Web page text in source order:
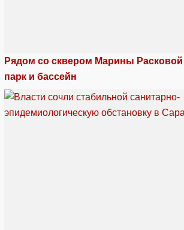
Рядом со сквером Марины Расковой
парк и бассейн